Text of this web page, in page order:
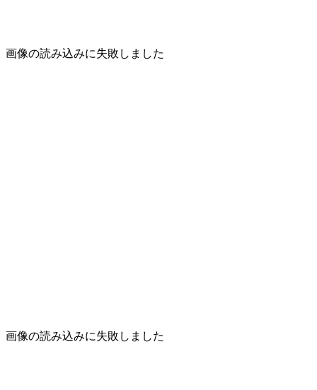
画像の読み込みに失敗しました
画像の読み込みに失敗しました